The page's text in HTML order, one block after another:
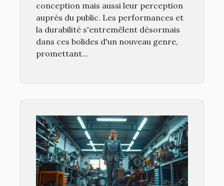
conception mais aussi leur perception
auprès du public. Les performances et
la durabilité s'entremêlent désormais
dans ces bolides d'un nouveau genre,
promettant...